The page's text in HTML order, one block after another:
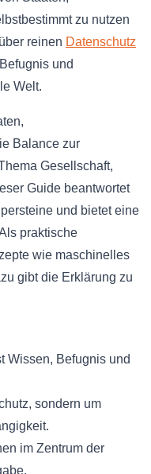
zu nutzen
reinen Datenschutz
und
Welt.
Balance zur
Gesellschaft,
Guide beantwortet
und bietet eine
praktische
wie maschinelles
gibt die Erklärung zu
Wissen, Befugnis und
sondern um
im Zentrum der